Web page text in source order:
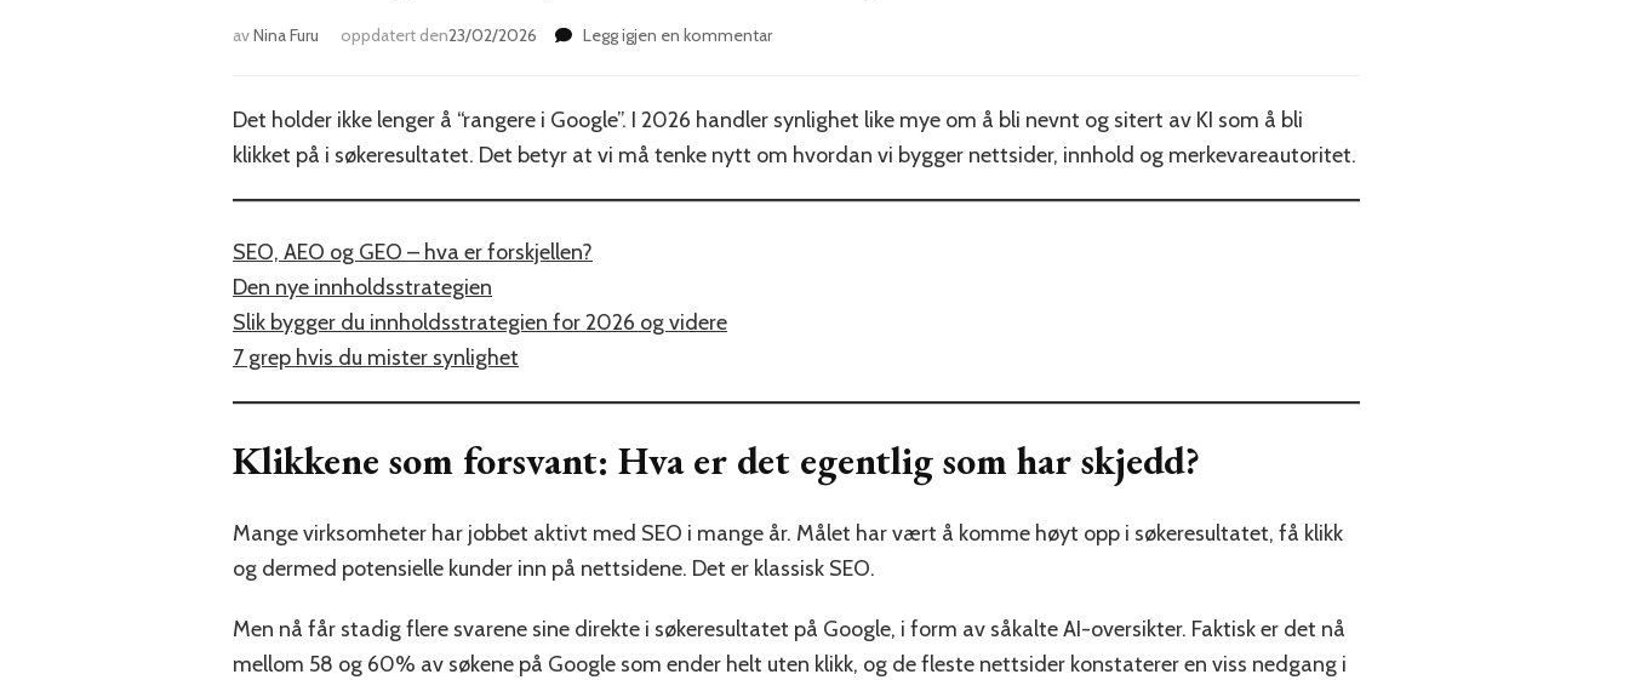
avNina Furu oppdatert den23/02/2026 Legg igjen en kommentartil
ny
innholdsstrategi!
Det holder ikke lenger å “rangere i Google”. I 2026 handler synlighet like mye om å bli nevnt og sitert av KI som å bli
klikket på i søkeresultatet. Det betyr at vi må tenke nytt om hvordan vi bygger nettsider, innhold og merkevareautoritet.
SEO, AEO og GEO – hva er forskjellen?
Den nye innholdsstrategien
Slik bygger du innholdsstrategien for 2026 og videre
7 grep hvis du mister synlighet
Klikkene som forsvant: Hva er det egentlig som har skjedd?
Mange virksomheter har jobbet aktivt med SEO i mange år. Målet har vært å komme høyt opp i søkeresultatet, få klikk
og dermed potensielle kunder inn på nettsidene. Det er klassisk SEO.
Men nå får stadig flere svarene sine direkte i søkeresultatet på Google, i form av såkalte AI-oversikter. Faktisk er det nå
mellom 58 og 60% av søkene på Google som ender helt uten klikk, og de fleste nettsider konstaterer en viss nedgang i